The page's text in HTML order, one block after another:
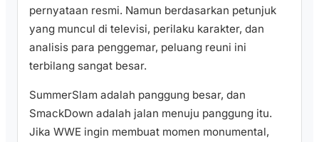
pernyataan resmi. Namun berdasarkan petunjuk
yang muncul di televisi, perilaku karakter, dan
analisis para penggemar, peluang reuni ini
terbilang sangat besar.
SummerSlam adalah panggung besar, dan
SmackDown adalah jalan menuju panggung itu.
Jika WWE ingin membuat momen monumental,